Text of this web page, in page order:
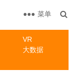
VR
大数据
菜单